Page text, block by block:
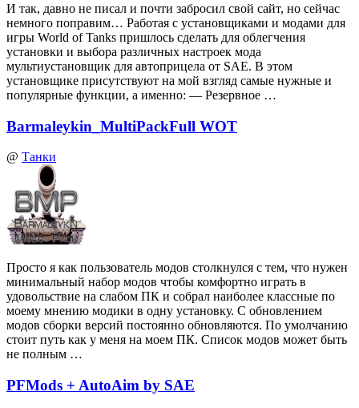
И так, давно не писал и почти забросил свой сайт, но сейчас
немного поправим… Работая с установщиками и модами для
игры World of Tanks пришлось сделать для облегчения
установки и выбора различных настроек мода
мультиустановщик для автоприцела от SAE. В этом
установщике присутствуют на мой взгляд самые нужные и
популярные функции, а именно: — Резервное …
Barmaleykin_MultiPackFull WOT
@ Танки
Просто я как пользователь модов столкнулся с тем, что нужен
минимальный набор модов чтобы комфортно играть в
удовольствие на слабом ПК и собрал наиболее классные по
моему мнению модики в одну установку. С обновлением
модов сборки версий постоянно обновляются. По умолчанию
стоит путь как у меня на моем ПК. Список модов может быть
не полным …
PFMods + AutoAim by SAE